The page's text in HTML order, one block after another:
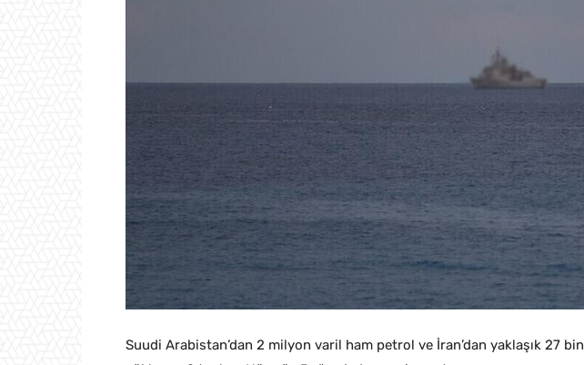
Suudi Arabistan’dan 2 milyon varil ham petrol ve İran’dan yaklaşık 27